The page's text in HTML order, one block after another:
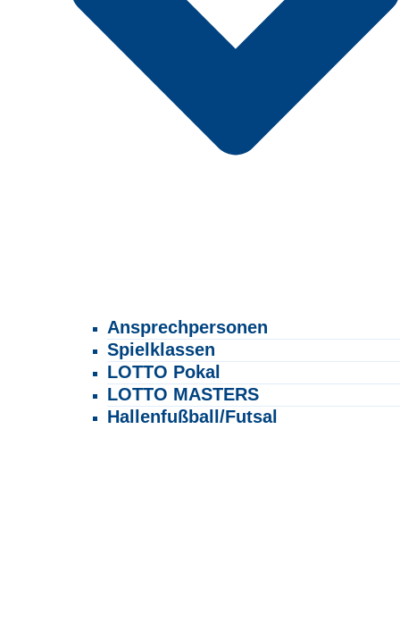
Ansprechpersonen
Spielklassen
LOTTO Pokal
LOTTO MASTERS
Hallenfußball/Futsal